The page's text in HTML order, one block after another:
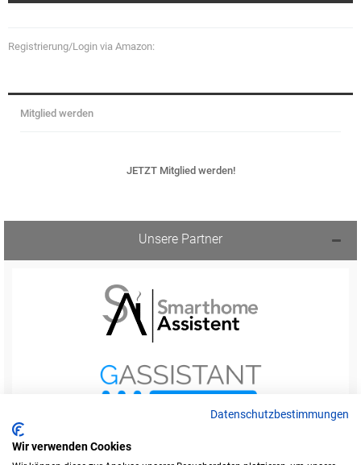
Registrierung/Login via Amazon:
Mitglied werden
JETZT Mitglied werden!
Unsere Partner
Datenschutzbestimmungen
Wir verwenden Cookies